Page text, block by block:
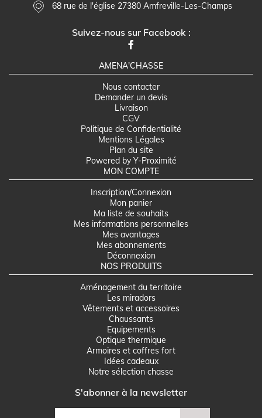
68 rue de l'église 27380 Amfreville-Les-Champs
Suivez-nous sur Facebook :
AMENA'CHASSE
Nous contacter
Demander un devis
Livraison
CGV
Politique de Confidentialité
Mentions Légales
Plan du site
Powered by Y-Proximité
MON COMPTE
Inscription/Connexion
Mon panier
Ma liste de souhaits
Mes informations personnelles
Mes avantages
Mes abonnements
Déconnexion
NOS PRODUITS
Aménagement du territoire
Les miradors
Vêtements et accessoires
Chaussants
Equipements
Optique thermique
Armoires et coffres fort
Idées cadeaux
Notre sélection chasse
S'abonner à la newsletter